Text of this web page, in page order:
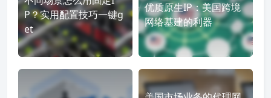
P？实用配置技巧一键g
et
优质原生IP：美国跨境
网络基建的利器